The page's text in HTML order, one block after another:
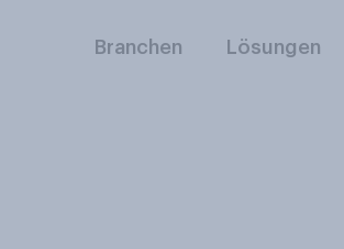
Branchen Lösungen